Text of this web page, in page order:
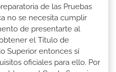
de las Pruebas
no se necesita cumplir
de presentarte al
el Titulo de
Superior entonces sí
oficiales para ello. Por